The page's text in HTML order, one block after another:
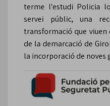
terme l'estudi Policia
servei públic, una
transformació que
de la demarcació de
la incorporació de